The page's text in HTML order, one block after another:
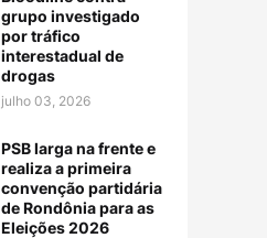
grupo investigado
por tráfico
interestadual de
drogas
julho 03, 2026
PSB larga na frente e
realiza a primeira
convenção partidária
de Rondônia para as
Eleições 2026